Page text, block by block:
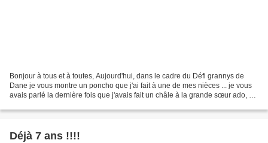
Bonjour à tous et à toutes, Aujourd'hui, dans le cadre du Défi grannys de
Dane je vous montre un poncho que j'ai fait à une de mes nièces ... je vous
avais parlé la dernière fois que j'avais fait un châle à la grande sœur ado, et
Déjà 7 ans !!!!